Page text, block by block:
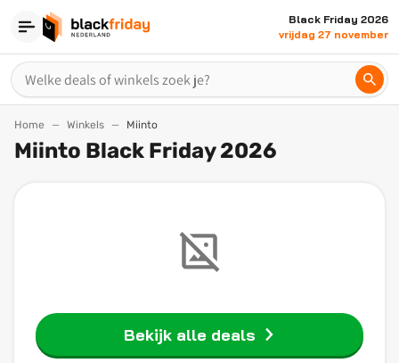
Black Friday 2026
vrijdag 27 november
Home Winkels Miinto
Miinto Black Friday 2026
Bekijk alle deals